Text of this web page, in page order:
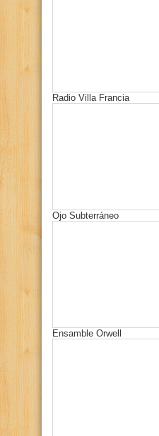
Radio Villa Francia
Ojo Subterráneo
Ensamble Orwell